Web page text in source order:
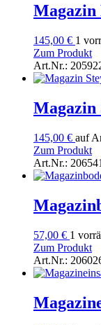
Magazin
145,00 € 1
Zum Produkt
Art.Nr.:
Magazin
145,00 € auf
Zum Produkt
Art.Nr.: 206541
57,00 € 1
Zum Produkt
Art.Nr.: